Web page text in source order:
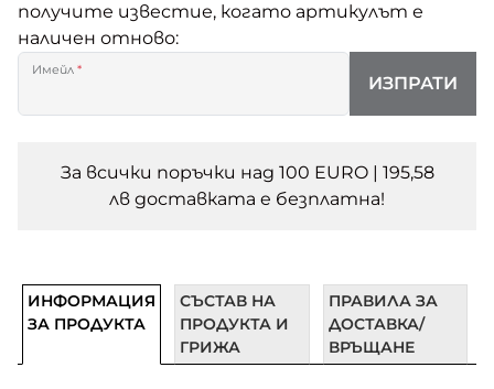
получите известие, когато артикулът е
наличен отново:
Имейл *
ИЗПРАТИ
За всички поръчки над 100 EURO | 195,58
лв доставката e безплатна!
ИНФОРМАЦИЯ
ЗА ПРОДУКТА
СЪСТАВ НА
ПРОДУКТА И
ГРИЖА
ПРАВИЛА ЗА
ДОСТАВКА/
ВРЪЩАНЕ